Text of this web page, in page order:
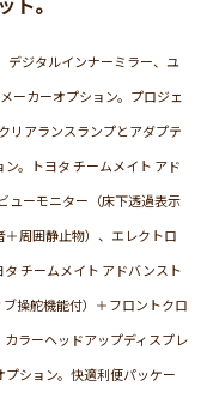
デジタルインナーミラー、ユ
ーカーオプション。プロジェ
リアランスランプとアダプテ
。トヨタ チームメイト アド
ューモニター（床下透過表示
周囲静止物）、エレクトロ
チームメイト アドバンスト
操舵機能付）＋フロントクロ
ラーヘッドアップディスプレ
ション。快適利便パッケー